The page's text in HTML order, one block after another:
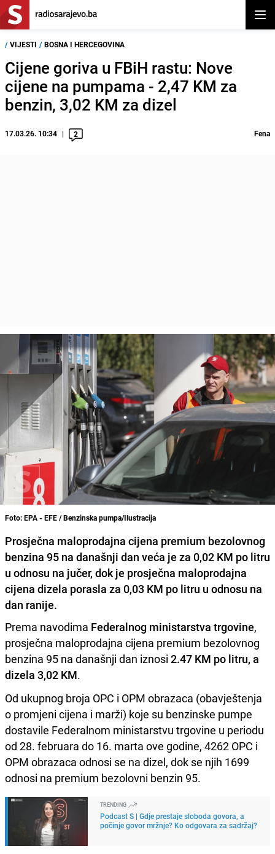
/ VIJESTI / BOSNA I HERCEGOVINA
Cijene goriva u FBiH rastu: Nove
cijene na pumpama - 2,47 KM za
benzin, 3,02 KM za dizel
17.03.26. 10:34 2 Fena
Foto: EPA - EFE / Benzinska pumpa/Ilustracija
Prosječna maloprodajna cijena premium bezolovnog
benzina 95 na današnji dan veća je za 0,02 KM po litru
u odnosu na jučer, dok je prosječna maloprodajna
cijena dizela porasla za 0,03 KM po litru u odnosu na
dan ranije.
Prema navodima Federalnog ministarstva trgovine,
prosječna maloprodajna cijena premium bezolovnog
benzina 95 na današnji dan iznosi 2.47 KM po litru, a
dizela 3,02 KM.
Od ukupnog broja OPC i OPM obrazaca (obavještenja
o promjeni cijena i marži) koje su benzinske pumpe
dostavile Federalnom ministarstvu trgovine u periodu
od 28. februara do 16. marta ove godine, 4262 OPC i
OPM obrazaca odnosi se na dizel, dok se njih 1699
odnosi na premium bezolovni benzin 95.
TRENDING
Podcast S | Gdje prestaje sloboda govora, a
počinje govor mržnje? Ko odgovara za sadržaj?